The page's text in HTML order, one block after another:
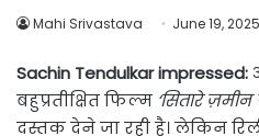
Mahi Srivastava June 19, 2025
Sachin Tendulkar impressed:
बहुप्रतीक्षित फिल्म ‘सितारे ज़मीन
दस्तक देने जा रही है। लेकिन